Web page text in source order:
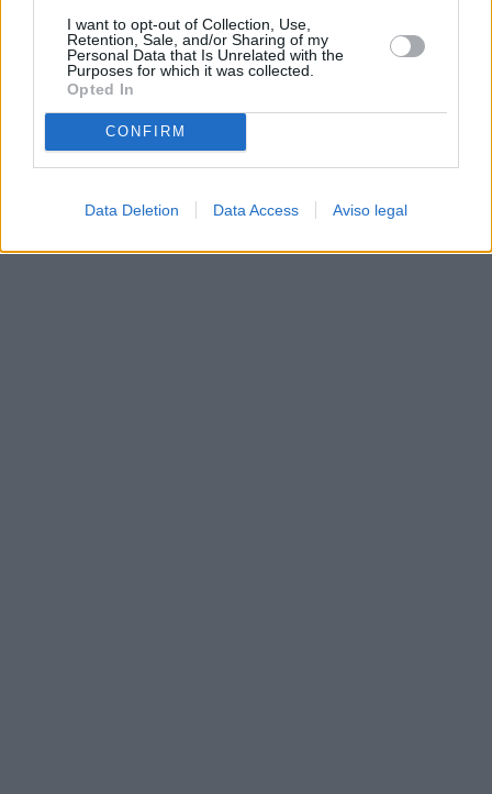
I want to opt-out of Collection, Use,
Retention, Sale, and/or Sharing of my
Personal Data that Is Unrelated with the
Purposes for which it was collected.
Opted In
CONFIRM
Data Deletion Data Access Aviso legal